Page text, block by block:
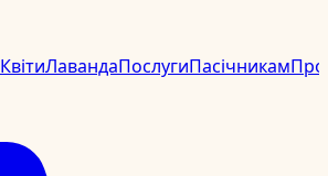
КвітиЛавандаПослугиПасічникамПро